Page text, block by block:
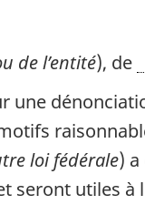
de l’entité), de
une
loi fédérale)
utiles à